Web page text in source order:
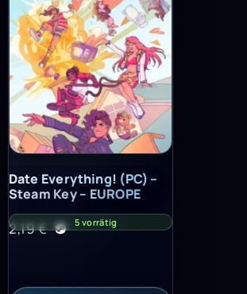
Date Everything! (PC) – Steam Key – EUROPE
Date Everything! (PC) –
Steam Key – EUROPE
2,19€ 5 vorrätig